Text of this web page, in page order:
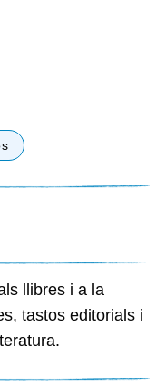
llibres i a la
tastos editorials i